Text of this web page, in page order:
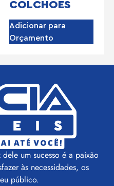
COLCHOES
Adicionar para
Orçamento
um sucesso é a paixão
às necessidades, os
público.